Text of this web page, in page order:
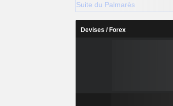
Suite du Palmarès
Devises / Forex